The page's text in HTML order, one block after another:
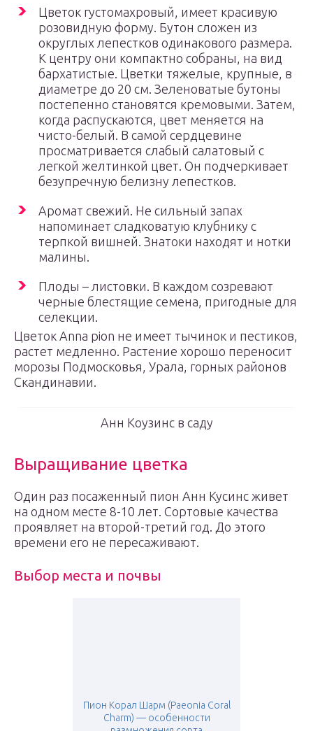
Цветок густомахровый, имеет красивую
розовидную форму. Бутон сложен из
округлых лепестков одинакового размера.
К центру они компактно собраны, на вид
бархатистые. Цветки тяжелые, крупные, в
диаметре до 20 см. Зеленоватые бутоны
постепенно становятся кремовыми. Затем,
когда распускаются, цвет меняется на
чисто-белый. В самой сердцевине
просматривается слабый салатовый с
легкой желтинкой цвет. Он подчеркивает
безупречную белизну лепестков.
Аромат свежий. Не сильный запах
напоминает сладковатую клубнику с
терпкой вишней. Знатоки находят и нотки
малины.
Плоды – листовки. В каждом созревают
черные блестящие семена, пригодные для
селекции.
Цветок Anna pion не имеет тычинок и пестиков,
растет медленно. Растение хорошо переносит
морозы Подмосковья, Урала, горных районов
Скандинавии.
Анн Коузинс в саду
Выращивание цветка
Один раз посаженный пион Анн Кусинс живет
на одном месте 8-10 лет. Сортовые качества
проявляет на второй-третий год. До этого
времени его не пересаживают.
Выбор места и почвы
Пион Корал Шарм (Paeonia Coral
Charm) — особенности